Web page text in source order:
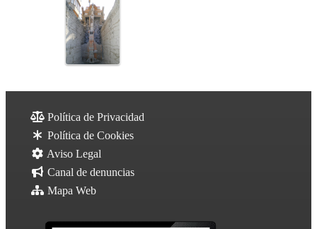
Política de Privacidad
Política de Cookies
Aviso Legal
Canal de denuncias
Mapa Web